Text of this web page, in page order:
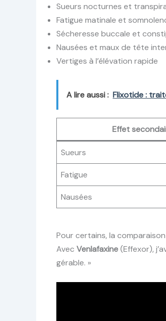
Sueurs nocturnes et
Fatigue matinale et
Sécheresse buccale et
Nausées et maux de tête
Vertiges à l’élévation rapide
A lire aussi : Flixotide :
Effet
Sueurs
Fatigue
Nausées
Pour certains, la
Avec Venlafaxine(Effexor),
gérable. »